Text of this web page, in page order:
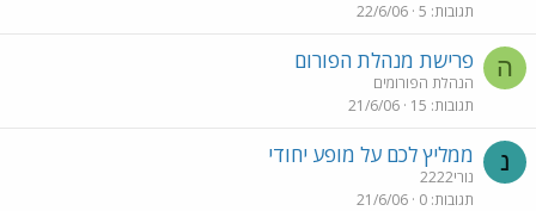
תגובות 5
22/6/06
ה פרישת מנהלת הפורום
הנהלת הפורומים
תגובות 15
21/6/06
נ ממליץ לכם על מופע יחודי
נורי2222
תגובות 0
21/6/06